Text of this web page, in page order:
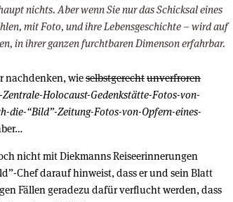
nichts. Aber wenn Sie nur das Schicksal eines
mit Foto, und ihre Lebensgeschichte – wird auf
in ihrer ganzen furchtbaren Dimenson erfahrbar.
nachdenken, wieselbstgerechtunverfroren
Holocaust-Gedenkstätte-Fotos-von-
die-“Bild”-Zeitung-Fotos-von-Opfern-eines-
nicht mit Diekmanns Reiseerinnerungen
Chef darauf hinweist, dass er und sein Blatt
Fällen geradezu dafür verflucht werden, dass